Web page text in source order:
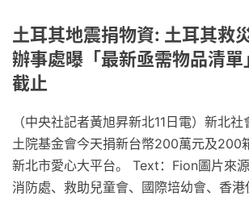
土耳其地震捐物資: 土耳其救
辦事處曝「最新亟需物品清
截止
（中央社記者黃旭昇新北11日電）新北
土院基金會今天捐新台幣200萬元及200
新北市愛心大平台。 Text：Fion圖片來
消防處、救助兒童會、國際培幼會、香